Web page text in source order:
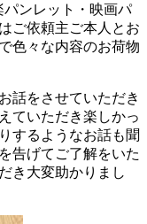
ンレット・映画パ
ご依頼主ご本人とお
色々な内容のお荷物
話をさせていただき
ていただき楽しかっ
するようなお話も聞
告げてご了解をいた
き大変助かりまし